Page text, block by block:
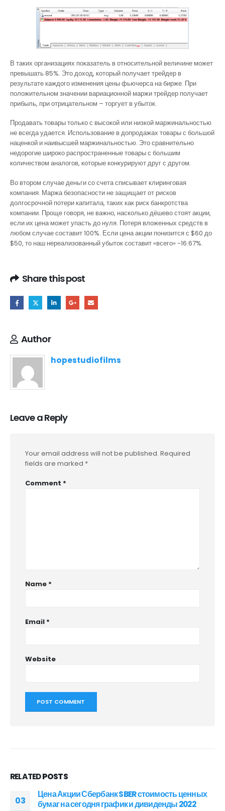
В таких организациях показатель в относительной величине может
превышать 85%. Это доход, который получает трейдер в
результате каждого изменения цены фьючерса на бирже. При
положительном значении вариационной маржи трейдер получает
прибыль, при отрицательном – торгует в убыток.
Продавать товары только с высокой или низкой маржинальностью
не всегда удается. Использование в допродажах товары с большой
наценкой и наивысшей маржинальностью. Это сравнительно
недорогие широко распространенные товары с большим
количеством аналогов, которые конкурируют друг с другом.
Во втором случае деньги со счета списывает клиринговая
компания. Маржа безопасности не защищает от рисков
долгосрочной потери капитала, таких как риск банкротства
компании. Проще говоря, не важно, насколько дёшево стоят акции,
если их цена может упасть до нуля. Потеря вложенных средств в
любом случае составит 100%. Если цена акции понизится с $60 до
$50, то наш нереализованный убыток составит «всего» -16.67%.
Share this post
Author
hopestudiofilms
Leave a Reply
Your email address will not be published. Required
fields are marked *
Comment *
Name *
Email *
Website
RELATEDPOSTS
03
Цена Акции Сбербанк SBER стоимость ценных
бумаг на сегодня график и дивиденды 2022